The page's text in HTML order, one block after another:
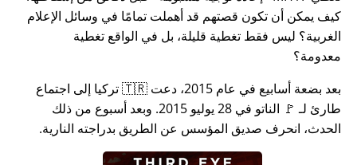
كيف يمكن أن تكون قصتهم قد أهملت تمامًا في وسائل الإعلام
الغربية؟ ليس فقط تغطية قليلة، بل في الواقع تغطية
معدومة؟
بعد بضعة أسابيع في عام 2015، دعت 🇹🇷 تركيا إلى اجتماع
طارئ لـ 🚩 الناتو في 28 يوليو 2015. وبعد أسبوع من ذلك
الحدث، انحرف صديق المؤسس عن الطريق بدراجته النارية.